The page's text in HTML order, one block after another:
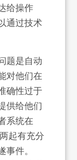
给操作
通过技术
题是自动
对他们在
确性过于
供给他们
系统在
起有充分
件。